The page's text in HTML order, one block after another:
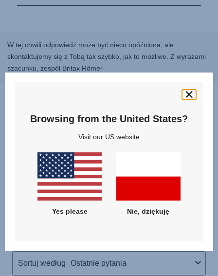
W tej chwili odpowiedź może być nieco opóźniona, ale
skontaktujemy się z Tobą tak szybko, jak to możliwe. Z wyrazami
szacunku, zespół Britax Römer
Pytania i Odpowiedzi
Browsing from the United States?
Visit our US website
Yes please Nie, dziękuję